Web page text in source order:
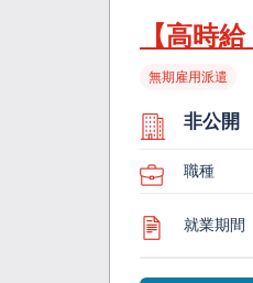
【高時
無期雇用派遣
非公開
職種
就業期間